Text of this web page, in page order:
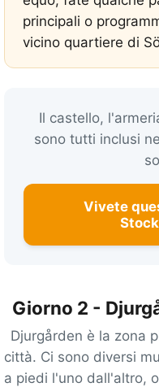
principali o
vicino quartiere di
Il castello,
sono tutti inclusi
Vivete
Giorno 2 -
Djurgården è la zona
città. Ci sono diversi
a piedi l'uno dall'altro,